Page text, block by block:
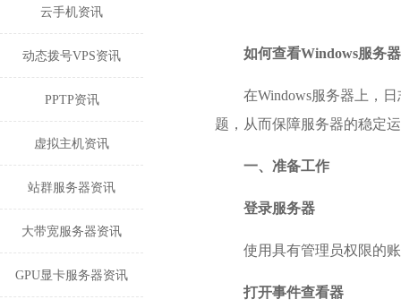
云手机资讯
动态拨号VPS资讯
PPTP资讯
虚拟主机资讯
站群服务器资讯
大带宽服务器资讯
GPU显卡服务器资讯
如何查看Windows服务
在Windows服务器上，
题，从而保障服务器的稳定
一、准备工作
登录服务器
使用具有管理员权限的
打开事件查看器